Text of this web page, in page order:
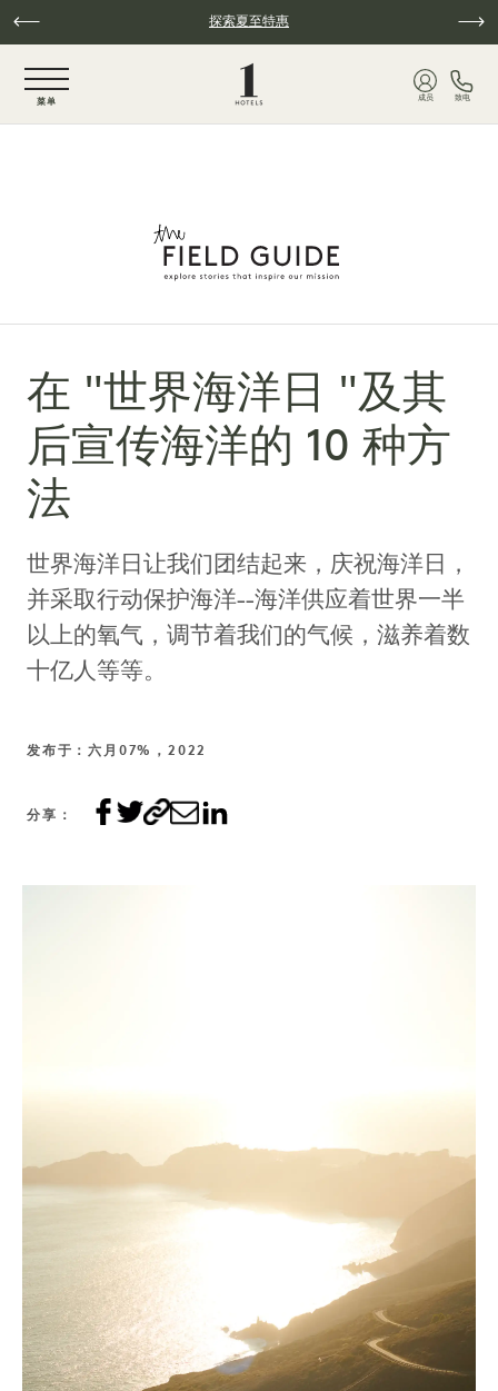
跳至主要内容 探索夏至特惠
菜单
成员 致电
在 "世界海洋日 "及其
后宣传海洋的 10 种方
法
世界海洋日让我们团结起来，庆祝海洋日，
并采取行动保护海洋--海洋供应着世界一半
以上的氧气，调节着我们的气候，滋养着数
十亿人等等。
发布于：六月07%，2022
分享：